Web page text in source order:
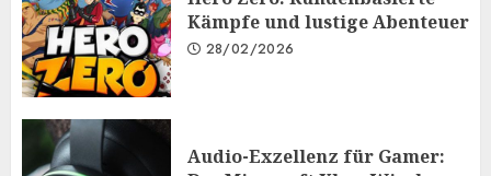
Kämpfe und lustige Abenteuer
28/02/2026
Audio-Exzellenz für Gamer: